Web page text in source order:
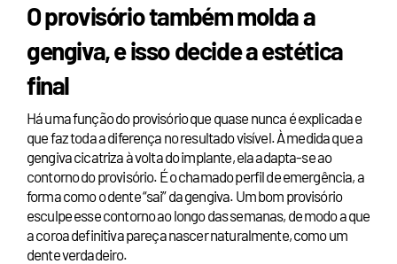
O provisório também molda a
gengiva, e isso decide a estética
final
Há uma função do provisório que quase nunca é explicada e
que faz toda a diferença no resultado visível. À medida que a
gengiva cicatriza à volta do implante, ela adapta-se ao
contorno do provisório. É o chamado perfil de emergência, a
forma como o dente “sai” da gengiva. Um bom provisório
esculpe esse contorno ao longo das semanas, de modo a que
a coroa definitiva pareça nascer naturalmente, como um
dente verdadeiro.